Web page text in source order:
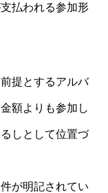
払われる参加形
提とするアルバ
額よりも参加し
しとして位置づ
が明記されてい